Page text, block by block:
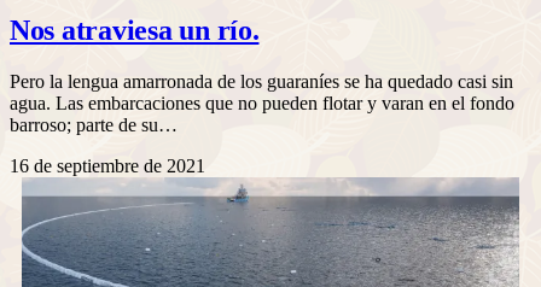
Nos atraviesa un río.
Pero la lengua amarronada de los guaraníes se ha quedado casi sin
agua. Las embarcaciones que no pueden flotar y varan en el fondo
barroso; parte de su…
16 de septiembre de 2021